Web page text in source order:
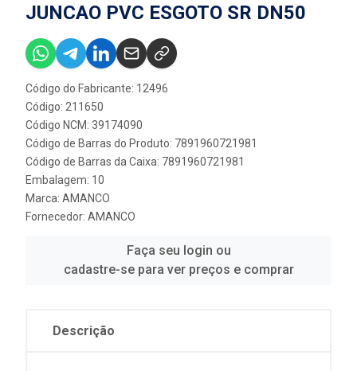
JUNCAO PVC ESGOTO SR DN50
Código do Fabricante: 12496
Código: 211650
Código NCM: 39174090
Código de Barras do Produto: 7891960721981
Código de Barras da Caixa: 7891960721981
Embalagem: 10
Marca: AMANCO
Fornecedor: AMANCO
Faça seu login ou
cadastre-se para ver preços e comprar
Descrição